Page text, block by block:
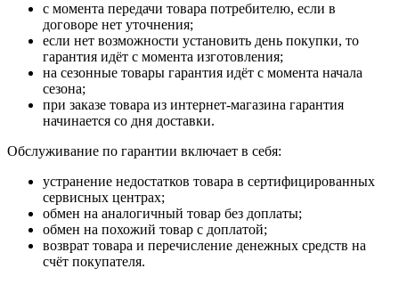
с момента передачи товара потребителю, если в
договоре нет уточнения;
если нет возможности установить день покупки, то
гарантия идёт с момента изготовления;
на сезонные товары гарантия идёт с момента начала
сезона;
при заказе товара из интернет-магазина гарантия
начинается со дня доставки.
Обслуживание по гарантии включает в себя:
устранение недостатков товара в сертифицированных
сервисных центрах;
обмен на аналогичный товар без доплаты;
обмен на похожий товар с доплатой;
возврат товара и перечисление денежных средств на
счёт покупателя.